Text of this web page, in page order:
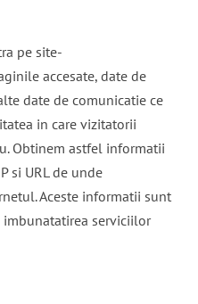
pe site-
accesate, date de
date de comunicatie ce
in care vizitatorii
Obtinem astfel informatii
si URL de unde
Aceste informatii sunt
serviciilor